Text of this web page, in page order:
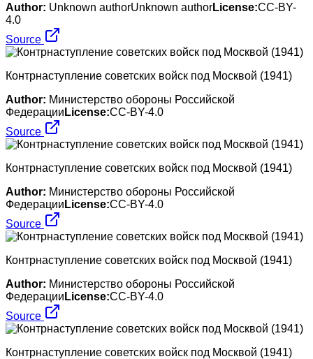
Author: Unknown authorUnknown authorLicense:CC-BY-
4.0
Source
Контрнаступление советских войск под Москвой (1941)
Author: Министерство обороны Российской
Федерации License:CC-BY-4.0
Source
Контрнаступление советских войск под Москвой (1941)
Author: Министерство обороны Российской
Федерации License:CC-BY-4.0
Source
Контрнаступление советских войск под Москвой (1941)
Author: Министерство обороны Российской
Федерации License:CC-BY-4.0
Source
Контрнаступление советских войск под Москвой (1941)